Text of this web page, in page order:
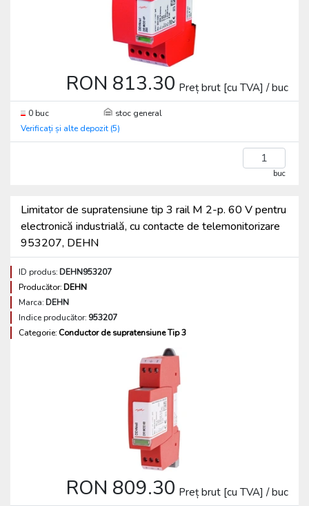
RON 813.30 Preț brut [cu TVA] / buc
0 buc
stoc general
Verificați și alte depozit (5)
buc
Limitator de supratensiune tip 3 rail M 2-p. 60 V pentru
electronică industrială, cu contacte de telemonitorizare
953207, DEHN
ID produs:DEHN953207
Producător:DEHN
Marca:DEHN
Indice producător: 953207
Categorie: Conductor de supratensiune Tip 3
RON 809.30 Preț brut [cu TVA] / buc